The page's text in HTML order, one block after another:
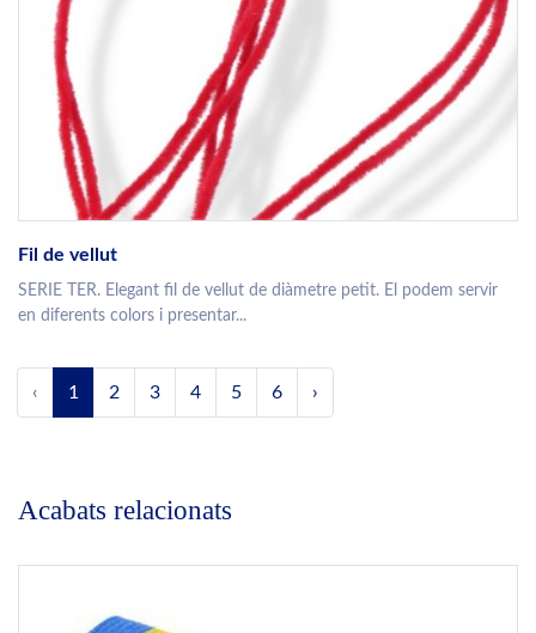
Fil de vellut
SERIE TER. Elegant fil de vellut de diàmetre petit. El podem servir
en diferents colors i presentar...
‹ 1 2 3 4 5 6 ›
Acabats relacionats